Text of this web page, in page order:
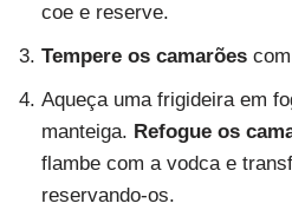
coe e reserve.
Tempere os camarões
Aqueça uma frigideira em
manteiga. Refogue os
flambe com a vodca e
reservando-os.